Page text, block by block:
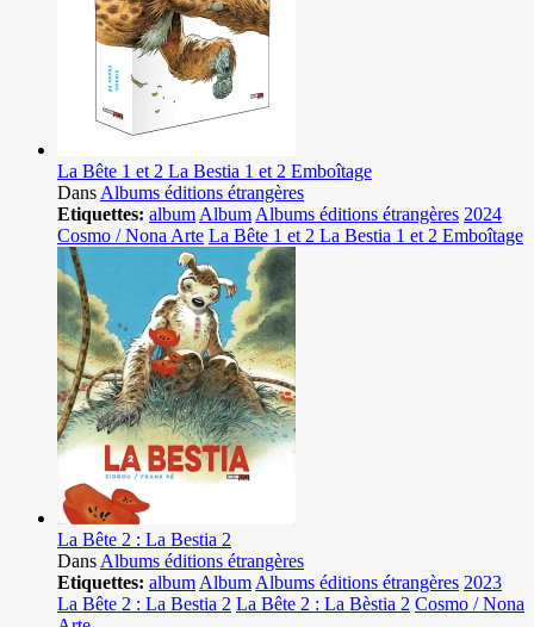
La Bête 1 et 2 La Bestia 1 et 2 Emboîtage
Dans Albums éditions étrangères
Etiquettes: album Album Albums éditions étrangères 2024
Cosmo / Nona Arte La Bête 1 et 2 La Bestia 1 et 2 Emboîtage
La Bête 2 : La Bestia 2
Dans Albums éditions étrangères
Etiquettes: album Album Albums éditions étrangères 2023
La Bête 2 : La Bestia 2 La Bête 2 : La Bèstia 2 Cosmo / Nona